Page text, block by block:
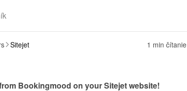
Sitejet 1 min čítanie
Bookingmood on your Sitejet website!